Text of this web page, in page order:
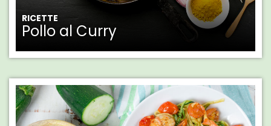
RICETTE
Pollo al Curry